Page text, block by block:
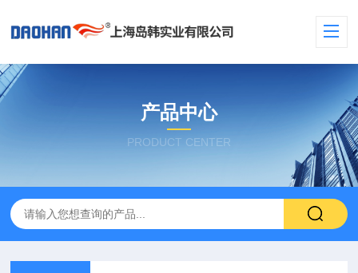
产品中心
PRODUCT CENTER